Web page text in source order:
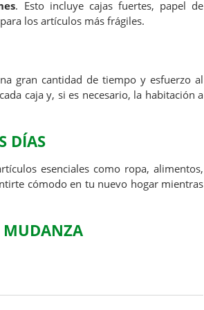
. Esto incluye cajas fuertes, papel de
los artículos más frágiles.
gran cantidad de tiempo y esfuerzo al
caja y, si es necesario, la habitación a
DÍAS
esenciales como ropa, alimentos,
cómodo en tu nuevo hogar mientras
MUDANZA